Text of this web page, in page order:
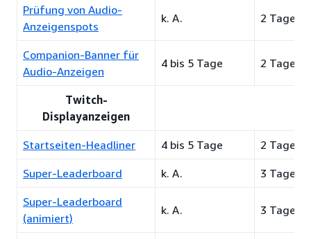
Prüfung von Audio-
Anzeigenspots
k. A. 2 Tage
Companion-Banner für
Audio-Anzeigen
4 bis 5 Tage 2 Tage
Twitch-
Displayanzeigen
Startseiten-Headliner 4 bis 5 Tage 2 Tage
Super-Leaderboard k. A. 3 Tage
Super-Leaderboard
(animiert)
k. A. 3 Tage